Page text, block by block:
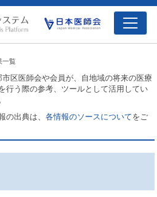
一覧
区医師会や会員が、自地域の将来の医療
行う際の参考、ツールとして活用してい
の出典は、各情報のソースについてをご